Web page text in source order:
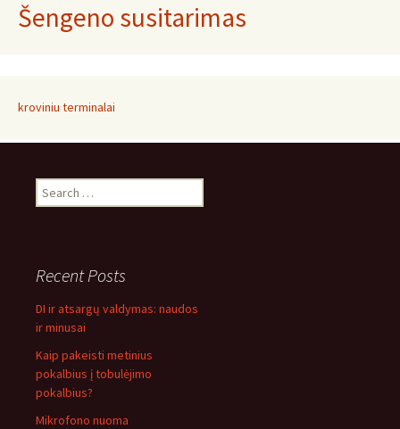
Šengeno susitarimas
kroviniu terminalai
Search
for:
Recent Posts
DI ir atsargų valdymas: naudos
ir minusai
Kaip pakeisti metinius
pokalbius į tobulėjimo
pokalbius?
Mikrofono nuoma